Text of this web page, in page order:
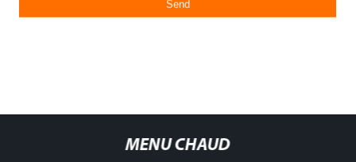
MENU CHAUD